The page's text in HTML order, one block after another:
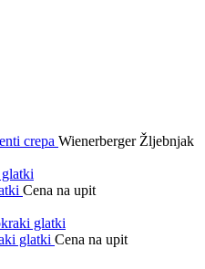
crepa Wienerberger Žljebnjak
Cena na upit
glatki Cena na upit